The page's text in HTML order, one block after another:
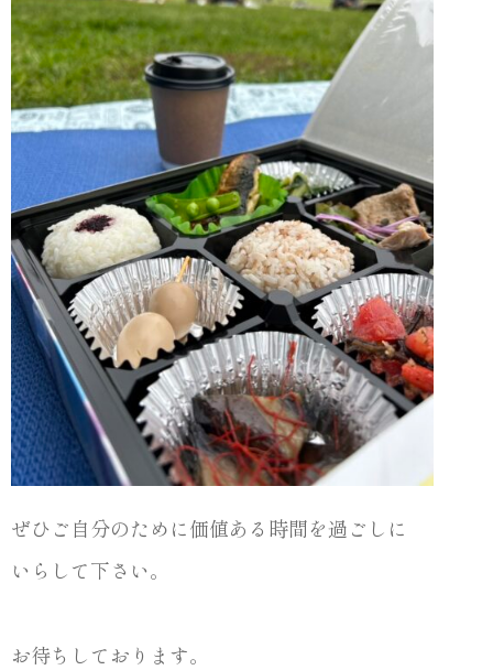
ぜひご自分のために価値ある時間を過ごしに
いらして下さい。
お待ちしております。